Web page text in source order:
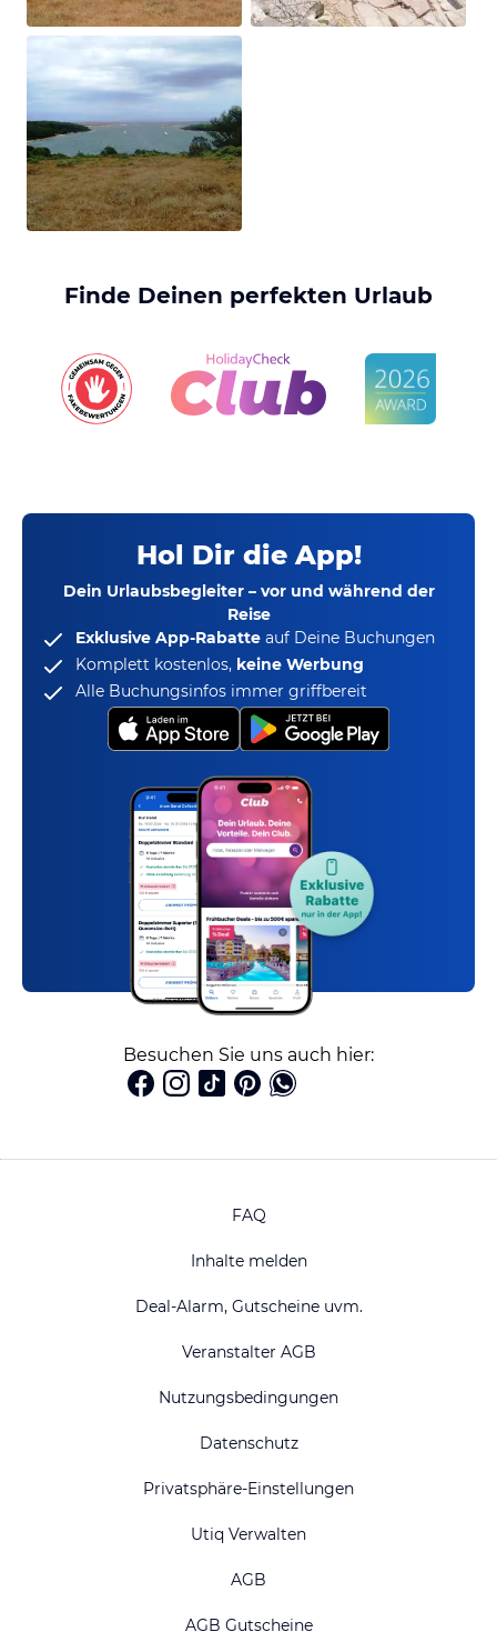
Finde Deinen perfekten Urlaub
Hol Dir die App!
Dein Urlaubsbegleiter – vor und während der
Reise
Exklusive App-Rabatte auf Deine Buchungen
Komplett kostenlos, keine Werbung
Alle Buchungsinfos immer griffbereit
Besuchen Sie uns auch hier:
FAQ
Inhalte melden
Deal-Alarm, Gutscheine uvm.
Veranstalter AGB
Nutzungsbedingungen
Datenschutz
Privatsphäre-Einstellungen
Utiq Verwalten
AGB
AGB Gutscheine